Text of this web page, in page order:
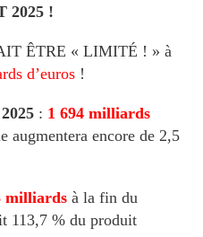
2025 !
ÊTRE « LIMITÉ ! » à
d’euros !
: 1 694 milliards
augmentera encore de 2,5
milliards à la fin du
113,7 % du produit